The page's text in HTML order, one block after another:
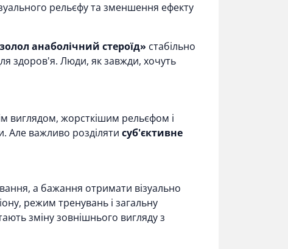
рельєфу та зменшення ефекту
анаболічний стероїд» стабільно
здоров'я. Люди, як завжди, хочуть
виглядом, жорсткішим рельєфом і
Але важливо розділяти суб'єктивне
а бажання отримати візуально
режим тренувань і загальну
зміну зовнішнього вигляду з